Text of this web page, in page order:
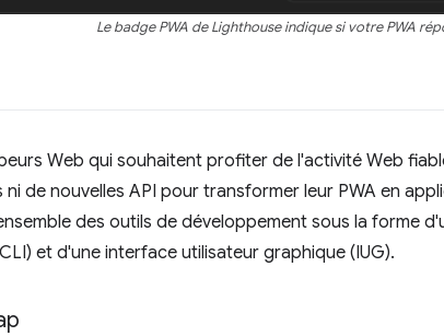
Le badge PWA de Lighthouse indique si votre PWA
Web qui souhaitent profiter de l'activité Web
de nouvelles API pour transformer leur PWA en
des outils de développement sous la forme
et d'une interface utilisateur graphique (IUG).